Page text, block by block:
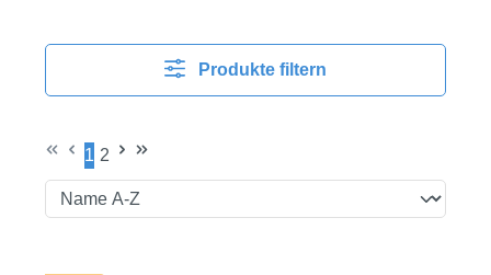
Produkte filtern
Seite
1
Seite
2